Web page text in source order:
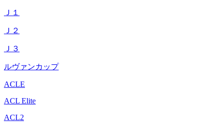
Ｊ１
Ｊ２
Ｊ３
ルヴァンカップ
ACLE
ACL Elite
ACL2